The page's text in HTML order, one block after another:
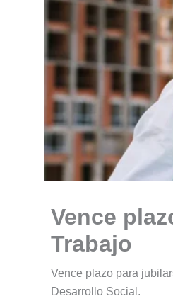
Vence
Trabajo
Vence plazo para
Desarrollo Social.